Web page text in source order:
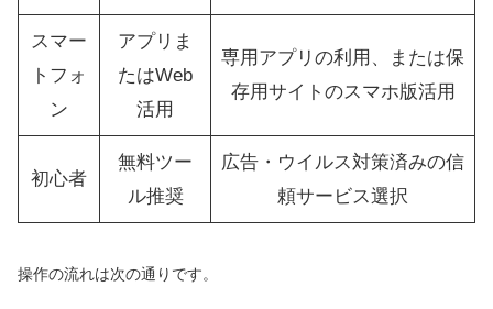
スマー
トフォ
ン
アプリま
たはWeb
活用
専用アプリの利用、または保
存用サイトのスマホ版活用
初心者
無料ツー
ル推奨
広告・ウイルス対策済みの信
頼サービス選択
操作の流れは次の通りです。